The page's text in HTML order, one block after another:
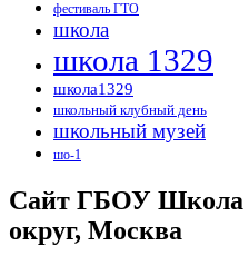
фестиваль ГТО
школа
школа 1329
школа1329
школьный клубный день
школьный музей
шо-1
Сайт ГБОУ Школа
округ, Москва